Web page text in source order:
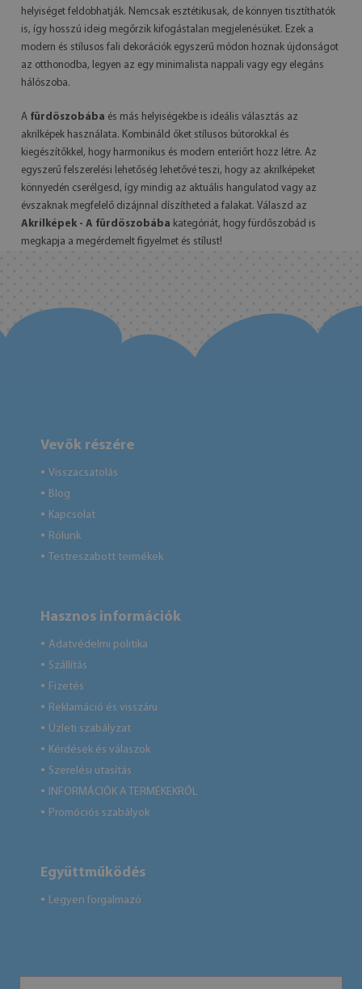
helyiséget feldobhatják. Nemcsak esztétikusak, de könnyen tisztíthatók
is, így hosszú ideig megőrzik kifogástalan megjelenésüket. Ezek a
modern és stílusos fali dekorációk egyszerű módon hoznak újdonságot
az otthonodba, legyen az egy minimalista nappali vagy egy elegáns
hálószoba.
A fürdőszobába és más helyiségekbe is ideális választás az
akrilképek használata. Kombináld őket stílusos bútorokkal és
kiegészítőkkel, hogy harmonikus és modern enteriőrt hozz létre. Az
egyszerű felszerelési lehetőség lehetővé teszi, hogy az akrilképeket
könnyedén cserélgesd, így mindig az aktuális hangulatod vagy az
évszaknak megfelelő dizájnnal díszítheted a falakat. Válaszd az
Akrilképek - A fürdőszobába kategóriát, hogy fürdőszobád is
megkapja a megérdemelt figyelmet és stílust!
Vevők részére
● Visszacsatolás
● Blog
● Kapcsolat
● Rólunk
● Testreszabott termékek
Hasznos információk
● Adatvédelmi politika
● Szállítás
● Fizetés
● Reklamáció és visszáru
● Üzleti szabályzat
● Kérdések és válaszok
● Szerelési utasítás
● INFORMÁCIÓK A TERMÉKEKRŐL
● Promóciós szabályok
Együttműködés
● Legyen forgalmazó